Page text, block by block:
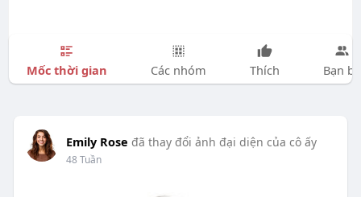
Mốc thời gian Các nhóm Thích Bạn bè
Emily Rose đã thay đổi ảnh đại diện của cô ấy
48 Tuần